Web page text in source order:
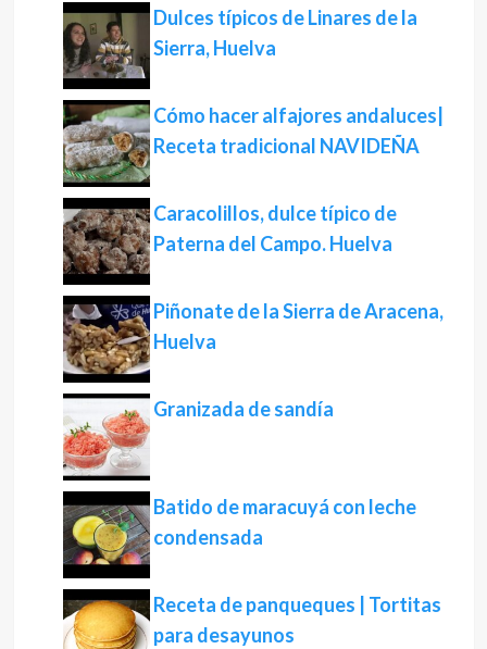
Dulces típicos de Linares de la
Sierra, Huelva
Cómo hacer alfajores andaluces|
Receta tradicional NAVIDEÑA
Caracolillos, dulce típico de
Paterna del Campo. Huelva
Piñonate de la Sierra de Aracena,
Huelva
Granizada de sandía
Batido de maracuyá con leche
condensada
Receta de panqueques | Tortitas
para desayunos